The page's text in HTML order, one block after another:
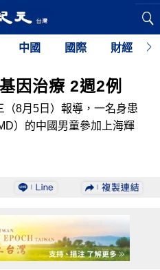
中國 國際 財經
因治療 2週2例
（8月5日）報導，一名身患
）的中國男童參加上海輝